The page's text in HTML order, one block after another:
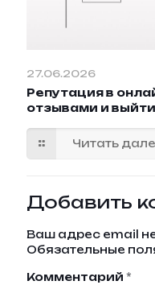
27.06.2026
Репутация в
отзывами и
Читать
Добавить
Ваш адрес email
Обязательные
Комментарий *